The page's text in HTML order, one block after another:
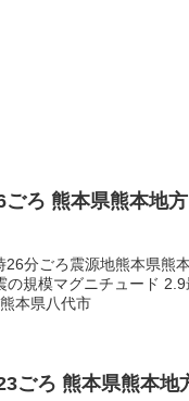
ろ 熊本県熊本地
分ごろ震源地熊本県熊
規模マグニチュード
本県八代市
ごろ 熊本県熊本地